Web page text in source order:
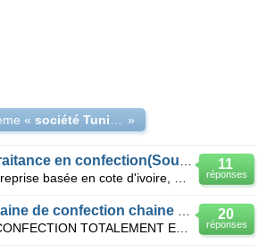
« »
11
réponses
20
réponses